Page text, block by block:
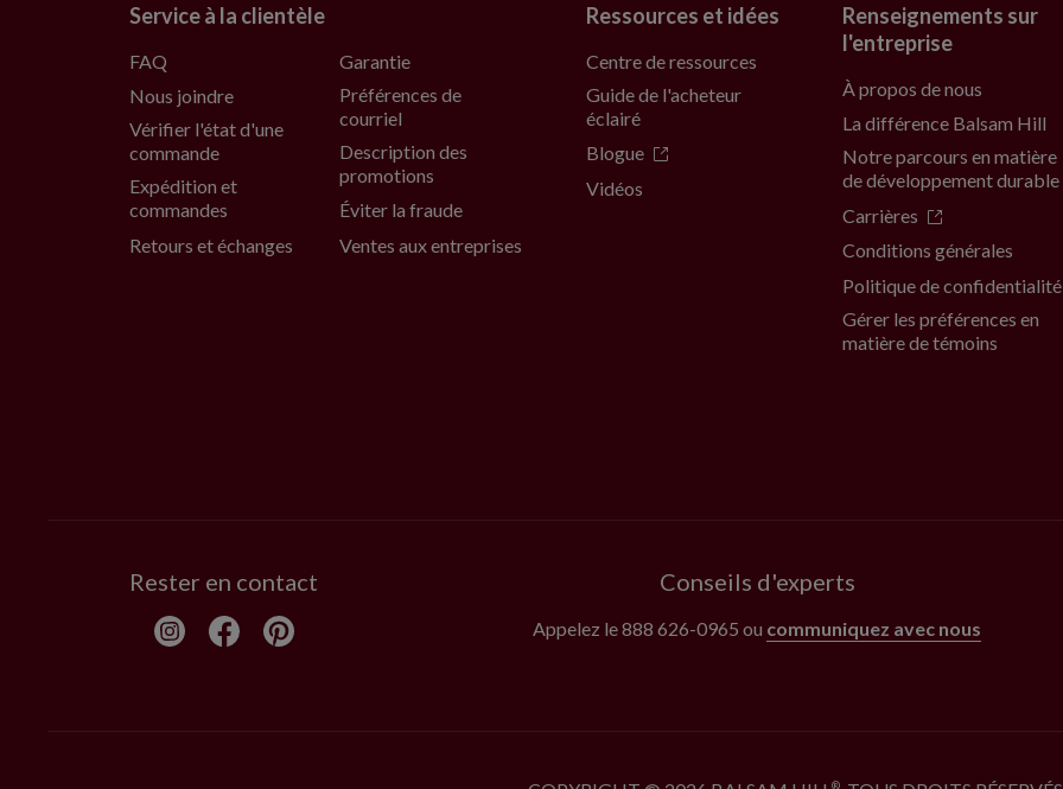
Service à la clientèle
FAQ
Nous joindre
Vérifier l'état d'une
commande
Expédition et
commandes
Retours et échanges
Garantie
Préférences de
courriel
Description des
promotions
Éviter la fraude
Ventes aux entreprises
Ressources et idées
Centre de ressources
Guide de l'acheteur
éclairé
Blogue
Vidéos
Renseignements sur
l'entreprise
À propos de nous
La différence Balsam Hill
Notre parcours en matière
de développement durable
Carrières
Conditions générales
Politique de confidentialité
Gérer les préférences en
matière de témoins
Rester en contact Conseils d'experts
Appelez le888 626-0965 ou communiquez avec nous
®